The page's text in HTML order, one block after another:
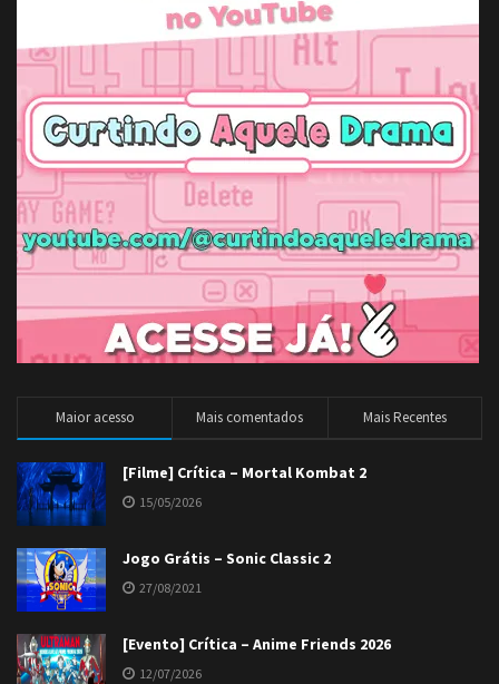
Maior acesso Mais comentados Mais Recentes
[Filme] Crítica – Mortal Kombat 2
15/05/2026
Jogo Grátis – Sonic Classic 2
27/08/2021
[Evento] Crítica – Anime Friends 2026
12/07/2026